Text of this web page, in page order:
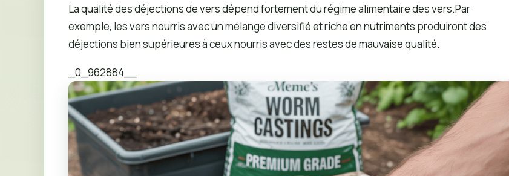
La qualité des déjections de vers dépend fortement du régime alimentaire des vers.Par
exemple, les vers nourris avec un mélange diversifié et riche en nutriments produiront des
déjections bien supérieures à ceux nourris avec des restes de mauvaise qualité.
_0_962884__